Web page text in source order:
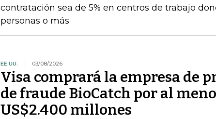
contratación sea de 5% en centros de trabajo
personas o más
EE.UU. 03/08/2026
Visa comprará la empresa de
de fraude BioCatch por al
US$2.400 millones